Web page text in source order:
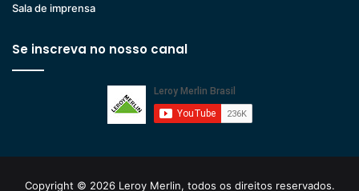
Sala de imprensa
Se inscreva no nosso canal
Copyright © 2026 Leroy Merlin, todos os direitos reservados.